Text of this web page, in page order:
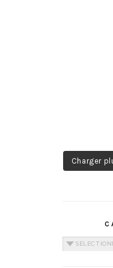
Charger
Catégories